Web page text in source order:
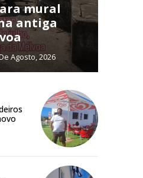
mural
antiga
Agosto, 2026